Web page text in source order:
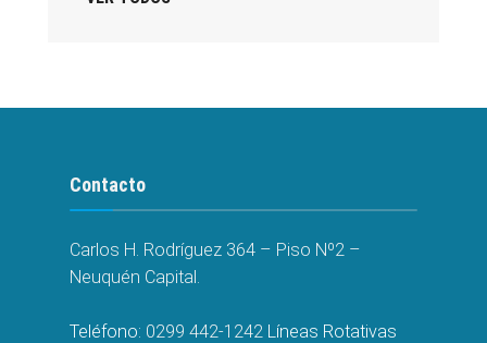
Contacto
Carlos H. Rodríguez 364 – Piso Nº2 –
Neuquén Capital.
Teléfono: 0299 442-1242 Líneas Rotativas